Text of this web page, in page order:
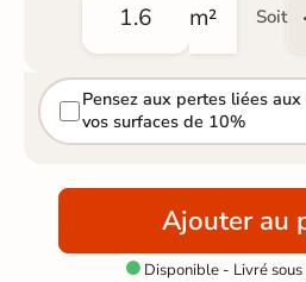
m² Soit
Pensez aux pertes liées
vos surfaces de 10%
Ajouter au
Disponible - Livré sous